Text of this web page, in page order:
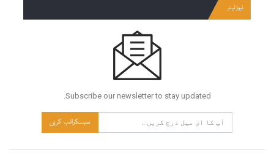
نیوز لیٹر
Subscribe our newsletter to stay updated.
سبسکرائب کریں